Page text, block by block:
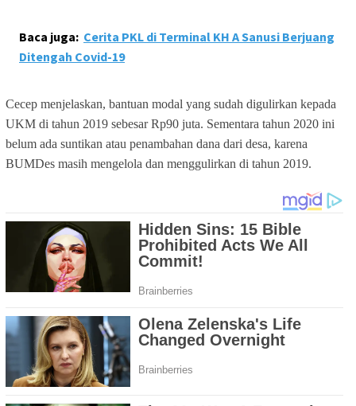
Baca juga: Cerita PKL di Terminal KH A Sanusi Berjuang
Ditengah Covid-19
Cecep menjelaskan, bantuan modal yang sudah digulirkan kepada
UKM di tahun 2019 sebesar Rp90 juta. Sementara tahun 2020 ini
belum ada suntikan atau penambahan dana dari desa, karena
BUMDes masih mengelola dan menggulirkan di tahun 2019.